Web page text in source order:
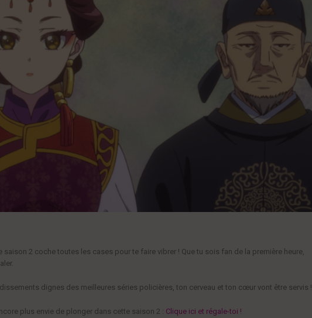
2 coche toutes les cases pour te faire vibrer ! Que tu sois fan de la première heure,
dignes des meilleures séries policières, ton cerveau et ton cœur vont être servis !
plus envie de plonger dans cette saison 2 : Clique ici et régale-toi !